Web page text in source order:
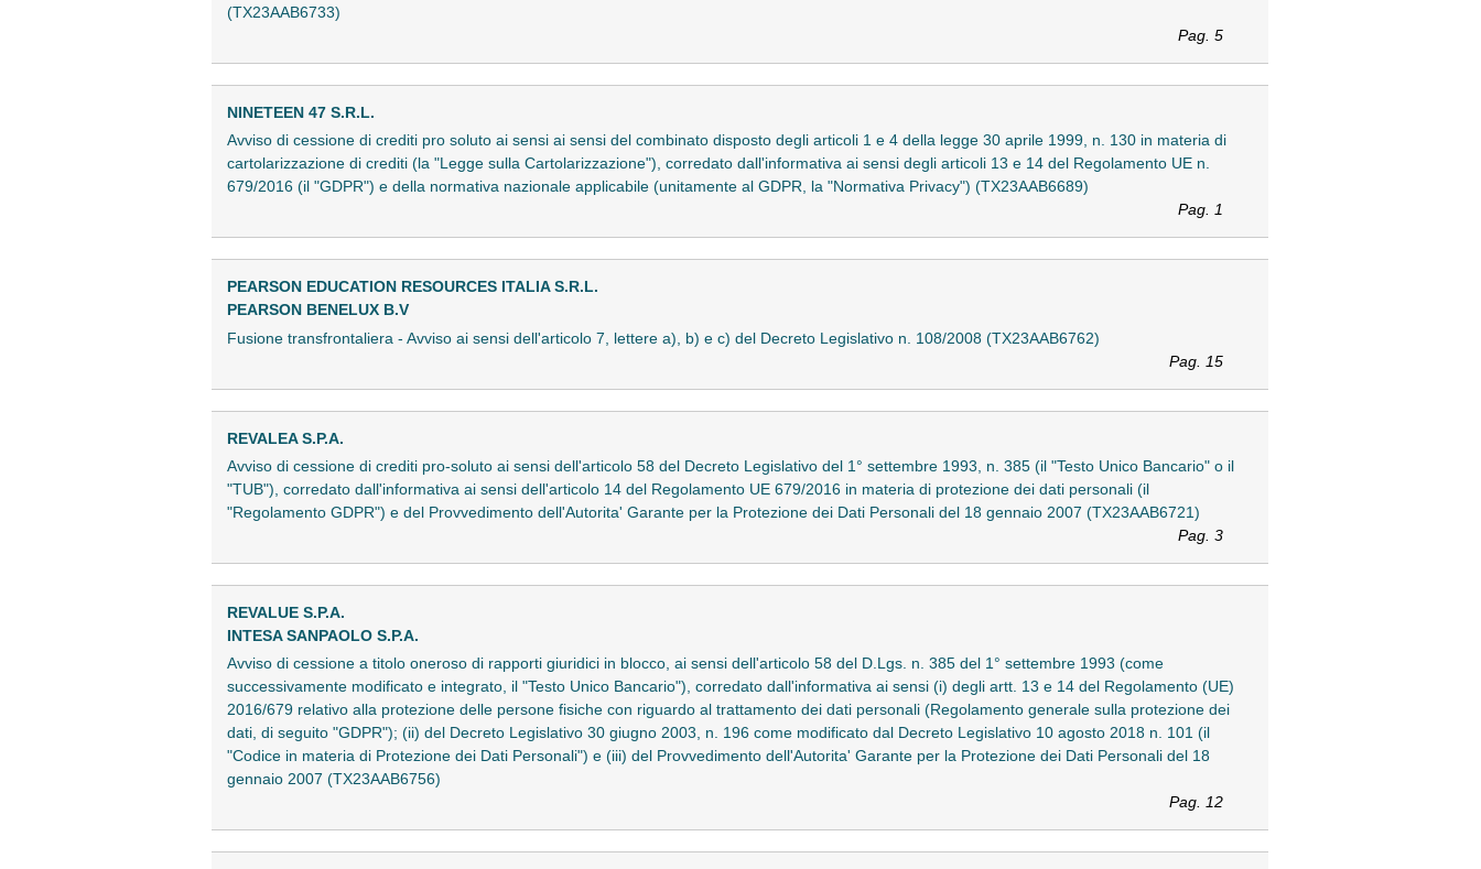
(TX23AAB6733)
Pag. 5
NINETEEN 47 S.R.L.
Avviso di cessione di crediti pro soluto ai sensi ai sensi del combinato disposto degli articoli 1 e 4 della legge 30 aprile 1999, n. 130 in materia di
cartolarizzazione di crediti (la "Legge sulla Cartolarizzazione"), corredato dall'informativa ai sensi degli articoli 13 e 14 del Regolamento UE n.
679/2016 (il "GDPR") e della normativa nazionale applicabile (unitamente al GDPR, la "Normativa Privacy") (TX23AAB6689)
Pag. 1
PEARSON EDUCATION RESOURCES ITALIA S.R.L.
PEARSON BENELUX B.V
Fusione transfrontaliera - Avviso ai sensi dell'articolo 7, lettere a), b) e c) del Decreto Legislativo n. 108/2008 (TX23AAB6762)
Pag. 15
REVALEA S.P.A.
Avviso di cessione di crediti pro-soluto ai sensi dell'articolo 58 del Decreto Legislativo del 1° settembre 1993, n. 385 (il "Testo Unico Bancario" o il
"TUB"), corredato dall'informativa ai sensi dell'articolo 14 del Regolamento UE 679/2016 in materia di protezione dei dati personali (il
"Regolamento GDPR") e del Provvedimento dell'Autorita' Garante per la Protezione dei Dati Personali del 18 gennaio 2007 (TX23AAB6721)
Pag. 3
REVALUE S.P.A.
INTESA SANPAOLO S.P.A.
Avviso di cessione a titolo oneroso di rapporti giuridici in blocco, ai sensi dell'articolo 58 del D.Lgs. n. 385 del 1° settembre 1993 (come
successivamente modificato e integrato, il "Testo Unico Bancario"), corredato dall'informativa ai sensi (i) degli artt. 13 e 14 del Regolamento (UE)
2016/679 relativo alla protezione delle persone fisiche con riguardo al trattamento dei dati personali (Regolamento generale sulla protezione dei
dati, di seguito "GDPR"); (ii) del Decreto Legislativo 30 giugno 2003, n. 196 come modificato dal Decreto Legislativo 10 agosto 2018 n. 101 (il
"Codice in materia di Protezione dei Dati Personali") e (iii) del Provvedimento dell'Autorita' Garante per la Protezione dei Dati Personali del 18
gennaio 2007 (TX23AAB6756)
Pag. 12